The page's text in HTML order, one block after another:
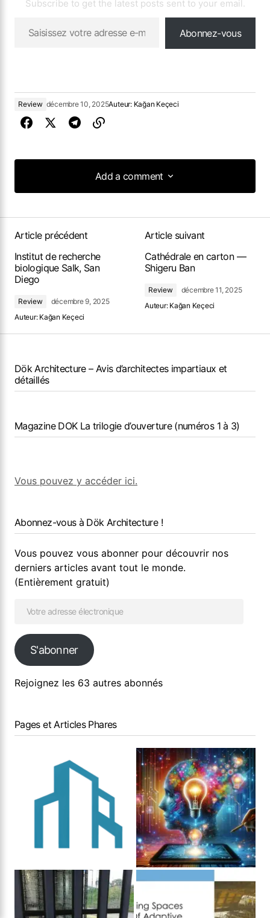
Subscribe to get the latest posts sent to your email.
Abonnez-vous
Review décembre 10, 2025Auteur: Kağan Keçeci
Add a comment
Add a comment
Article précédent
Institut de recherche
biologique Salk, San
Diego
Review
décembre 9, 2025
Auteur: Kağan Keçeci
Article suivant
Cathédrale en carton —
Shigeru Ban
Review
décembre 11, 2025
Auteur: Kağan Keçeci
Dök Architecture – Avis d’architectes impartiaux et
détaillés
Magazine DOK La trilogie d’ouverture (numéros 1 à 3)
Vous pouvez y accéder ici.
Abonnez-vous à Dök Architecture !
Vous pouvez vous abonner pour découvrir nos
derniers articles avant tout le monde.
(Entièrement gratuit)
S'abonner
Rejoignez les 63 autres abonnés
Pages et Articles Phares